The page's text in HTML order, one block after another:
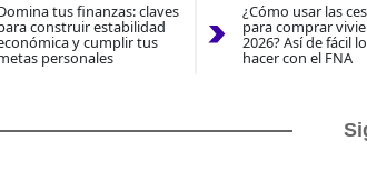
tus finanzas: claves
construir estabilidad
y cumplir tus
personales
¿Cómo usar las
para comprar
2026? Así de fácil
hacer con el FNA